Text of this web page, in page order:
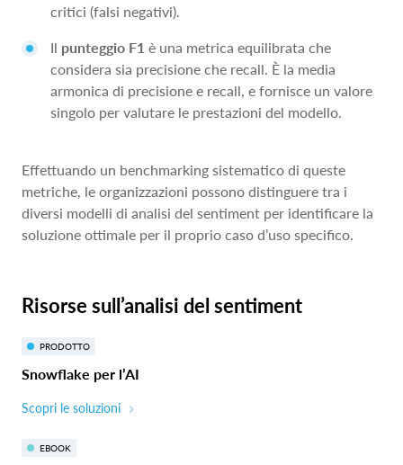
critici (falsi negativi).
Il punteggio F1 è una metrica equilibrata che
considera sia precisione che recall. È la media
armonica di precisione e recall, e fornisce un valore
singolo per valutare le prestazioni del modello.
Effettuando un benchmarking sistematico di queste
metriche, le organizzazioni possono distinguere tra i
diversi modelli di analisi del sentiment per identificare la
soluzione ottimale per il proprio caso d’uso specifico.
Risorse sull’analisi del sentiment
PRODOTTO
Snowflake per l’AI
Scopri le soluzioni
EBOOK